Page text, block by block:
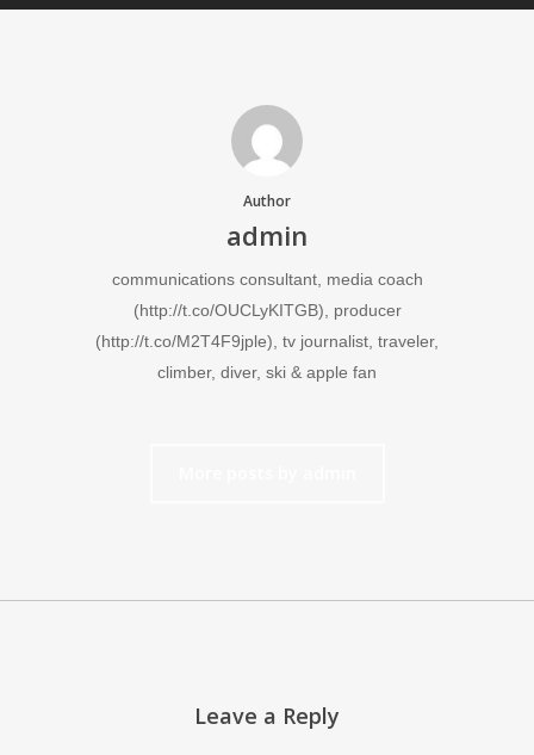
Author
admin
communications consultant, media coach
(http://t.co/OUCLyKITGB), producer
(http://t.co/M2T4F9jple), tv journalist, traveler,
climber, diver, ski & apple fan
Leave a Reply